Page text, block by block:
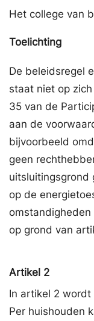
Het college van
Toelichting
De beleidsregel
staat niet op
35 van de
aan de
bijvoorbeeld
geen
uitsluitingsgrond
op de
op grond van
Artikel 2
In artikel 2 wordt
Per huishouden